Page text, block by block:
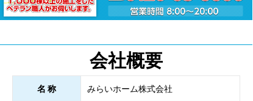
会社概要
名 称 みらいホーム株式会社